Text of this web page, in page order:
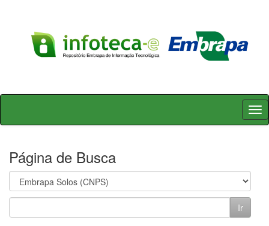
Skip
Página de Busca